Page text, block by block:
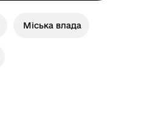
Міська влада